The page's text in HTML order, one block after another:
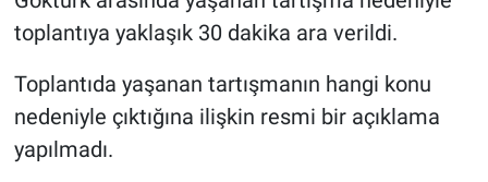
toplantıya yaklaşık 30 dakika ara verildi.
Toplantıda yaşanan tartışmanın hangi konu
nedeniyle çıktığına ilişkin resmi bir açıklama
yapılmadı.